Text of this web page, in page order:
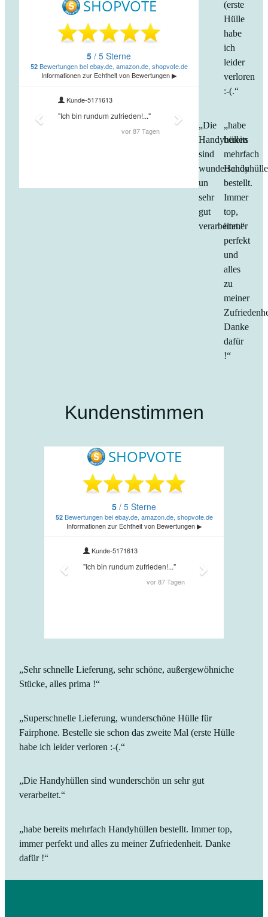
(erste
Hülle
habe
ich
leider
verloren
:-(.“
„Die
Handyhüllen
sind
wunderschön
un
sehr
gut
verarbeitet.“
„habe
bereits
mehrfach
bestellt.
Immer
top,
immer
perfekt
und
alles
zu
meiner
Danke
dafür
!“
Kundenstimmen
„Sehr schnelle Lieferung, sehr schöne, außergewöhniche
Stücke, alles prima !“
„Superschnelle Lieferung, wunderschöne Hülle für
Fairphone. Bestelle sie schon das zweite Mal (erste Hülle
habe ich leider verloren :-(.“
„Die Handyhüllen sind wunderschön un sehr gut
verarbeitet.“
„habe bereits mehrfach Handyhüllen bestellt. Immer top,
immer perfekt und alles zu meiner Zufriedenheit. Danke
dafür !“